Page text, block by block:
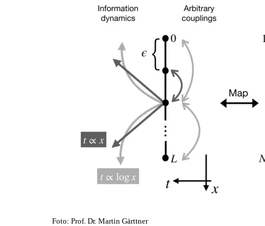
Foto: Prof. Dr. Martin Gärttner